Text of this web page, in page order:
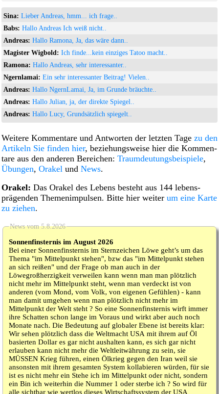
Sina: Lieber Andreas, hmm... ich frage..
Babs: Hallo Andreas Ich weiß nicht..
Andreas: Hallo Ramona, Ja, das wäre dann..
Magister Wigbold: Ich finde...kein einziges Tatoo macht..
Ramona: Hallo Andreas, sehr interessanter..
Ngernlamai: Ein sehr interessanter Beitrag! Vielen..
Andreas: Hallo NgernLamai, Ja, im Grunde bräuchte..
Andreas: Hallo Julian, ja, der direkte Spiegel..
Andreas: Hallo Lucy, Grundsätzlich spiegelt..
Weitere Kommen­tare und Ant­worten der letzten Tage zu den
Artikeln Sie finden hier, be­ziehungs­weise hier die Kommen­
tare aus den anderen Be­reichen: Traum­­deut­ungs­bei­spiele,
Übungen, Orakel und News.
Orakel: Das Orakel des Lebens besteht aus 144 lebens­
prägenden Themen­impulsen. Bitte hier weiter um eine Karte
zu ziehen.
News vom 5.8.2026
Sonnenfinsternis im August 2026
Bei einer Sonnenfinsternis im Sternzeichen Löwe geht’s um das
Thema "im Mittelpunkt stehen", bzw das "im Mittelpunkt stehen
an sich reißen" und der Frage ob man auch in der
Löwegroßherzigkeit verweilen kann wenn man man plötzlich
nicht mehr im Mittelpunkt steht, wenn man verdeckt ist von
anderen (vom Mond, vom Volk, von eigenen Gefühlen) - kann
man damit umgehen wenn man plötzlich nicht mehr im
Mittelpunkt der Welt steht ? So eine Sonnenfinsternis wirft immer
ihre Schatten schon lange im Voraus und wirkt aber auch noch
Monate nach. Die Bedeutung auf globaler Ebene ist bereits klar:
Wir sehen plötzlich dass die Weltmacht USA mit ihrem auf Öl
basierten Dollar es gar nicht aushalten kann, es sich gar nicht
erlauben kann nicht mehr die Weltleitwährung zu sein, sie
MÜSSEN Krieg führen, einen Ölkrieg gegen den Iran weil sie
ansonsten mit ihrem gesamten System kollabieren würden, für sie
ist es nicht mehr ein Stehe ich im Mittelpunkt oder nicht, sondern
ein Bin ich weiterhin die Nummer 1 oder sterbe ich ? So wird für
alle sichtbar wie wertlos dieses Wirtschaftssystem der USA